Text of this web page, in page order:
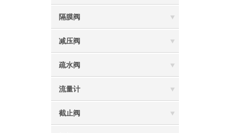
隔膜阀
减压阀
疏水阀
流量计
截止阀